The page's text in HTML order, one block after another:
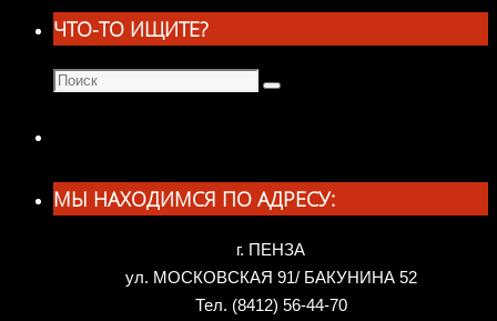
ЧТО-ТО ИЩИТЕ?
Что
Поиск
МЫ НАХОДИМСЯ ПО АДРЕСУ:
г. ПЕНЗА
ул. МОСКОВСКАЯ 91/ БАКУНИНА 52
Тел. (8412) 56-44-70